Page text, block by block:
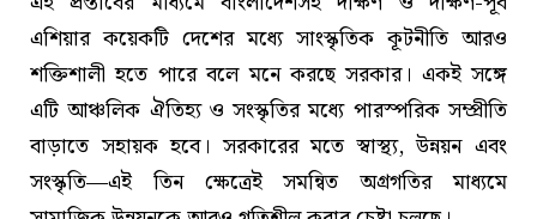
এশিয়ার কয়েকটি দেশের মধ্যে সাংস্কৃতিক কূটনীতি আরও
শক্তিশালী হতে পারে বলে মনে করছে সরকার। একই সঙ্গে
এটি আঞ্চলিক ঐতিহ্য ও সংস্কৃতির মধ্যে পারস্পরিক সম্প্রীতি
বাড়াতে সহায়ক হবে। সরকারের মতে স্বাস্থ্য, উন্নয়ন এবং
সংস্কৃতি—এই তিন ক্ষেত্রেই সমন্বিত অগ্রগতির মাধ্যমে